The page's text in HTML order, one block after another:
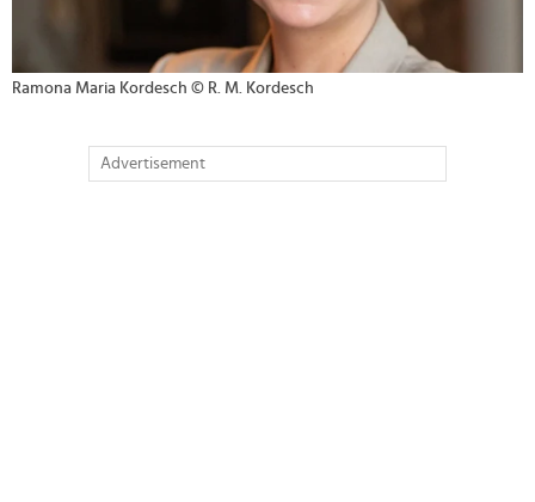
Ramona Maria Kordesch © R. M. Kordesch
Advertisement